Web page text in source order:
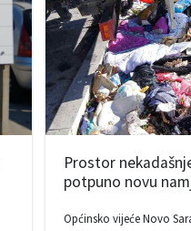
Prostor
potpuno novu
Općinsko vijeće Novo